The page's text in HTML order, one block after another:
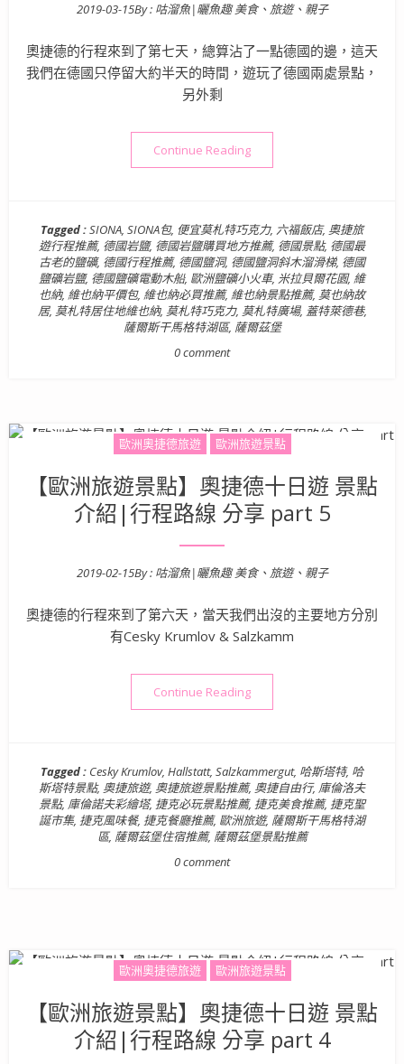
Posted on
2019-03-15By : 咕溜魚|曬魚趣 美食、旅遊、親子
奧捷德的行程來到了第七天，總算沾了一點德國的邊，這天
我們在德國只停留大約半天的時間，遊玩了德國兩處景點，
另外剩
Continue Reading“【歐洲旅遊景點】奧捷德十
Tagged :SIONA, SIONA包, 便宜莫札特巧克力, 六福飯店, 奧捷旅
遊行程推薦, 德國岩鹽, 德國岩鹽購買地方推薦, 德國景點, 德國最
古老的鹽礦, 德國行程推薦, 德國鹽洞, 德國鹽洞斜木溜滑梯, 德國
鹽礦岩鹽, 德國鹽礦電動木船, 歐洲鹽礦小火車, 米拉貝爾花園, 維
也納, 維也納平價包, 維也納必買推薦, 維也納景點推薦, 莫也納故
居, 莫札特居住地維也納, 莫札特巧克力, 莫札特廣場, 蓋特萊德巷,
薩爾斯干馬格特湖區, 薩爾茲堡
0 comment
歐洲奧捷德旅遊 歐洲旅遊景點
【歐洲旅遊景點】奧捷德十日遊 景點
介紹|行程路線 分享 part 5
Posted on
2019-02-15By : 咕溜魚|曬魚趣 美食、旅遊、親子
奧捷德的行程來到了第六天，當天我們出沒的主要地方分別
有Cesky Krumlov & Salzkamm
Continue Reading“【歐洲旅遊景點】奧捷德十
Tagged : Cesky Krumlov, Hallstatt, Salzkammergut, 哈斯塔特, 哈
斯塔特景點, 奧捷旅遊, 奧捷旅遊景點推薦, 奧捷自由行, 庫倫洛夫
景點, 庫倫諾夫彩繪塔, 捷克必玩景點推薦, 捷克美食推薦, 捷克聖
誕市集, 捷克風味餐, 捷克餐廳推薦, 歐洲旅遊, 薩爾斯干馬格特湖
區, 薩爾茲堡住宿推薦, 薩爾茲堡景點推薦
0 comment
歐洲奧捷德旅遊 歐洲旅遊景點
【歐洲旅遊景點】奧捷德十日遊 景點
介紹|行程路線 分享 part 4